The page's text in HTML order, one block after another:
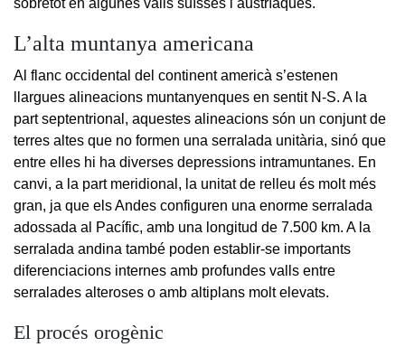
L’alta muntanya americana
Al flanc occidental del continent americà s’estenen
llargues alineacions muntanyenques en sentit N-S. A la
part septentrional, aquestes alineacions són un conjunt de
terres altes que no formen una serralada unitària, sinó que
entre elles hi ha diverses depressions intramuntanes. En
canvi, a la part meridional, la unitat de relleu és molt més
gran, ja que els Andes configuren una enorme serralada
adossada al Pacífic, amb una longitud de 7.500 km. A la
serralada andina també poden establir-se importants
diferenciacions internes amb profundes valls entre
serralades alteroses o amb altiplans molt elevats.
El procés orogènic